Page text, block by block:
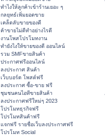
ทําไงให้ลูกค้าเข้าร้านเยอะ ๆ
กลยุทธ์เพิ่มยอดขาย
เคล็ดลับขายของดี
ค้าขายไม่ดีทำอย่างไรดี
งานโพสโปรโมทงาน
ทํายังไงให้ขายของดี ออนไลน์
รวม SMFขายสินค้า
ประกาศฟรีออนไลน์
ลงประกาศ สินค้า
เว็บบอร์ด โพสต์ฟรี
ลงประกาศ ซื้อ-ขาย ฟรี
ชุมชนคนไอทีขายสินค้า
ลงประกาศฟรีใหม่ๆ 2023
โปรโมทธุรกิจฟรี
โปรโมทสินค้าฟรี
แจกฟรี รายชื่อเว็บลงประกาศฟรี
โปรโมท Social